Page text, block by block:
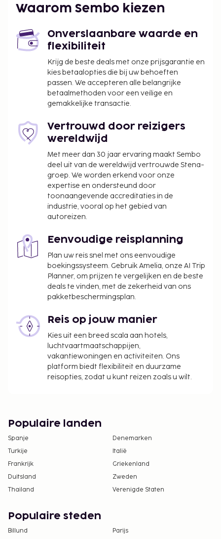
receptie, een bagageopslagruimte en een lift. Ter
De volgende kosten dienen bij de accommodatie te
worden betaald. De kosten kunnen inclusief
toepasselijke belastingen zijn:
Vóór het inchecken dien je een borgsom van
INR 1000 te betalen.
accommodatie aan ons heeft doorgegeven.
In deze accommodatie zijn huisdieren en
assistentiedieren niet toegestaan.
Waarom Sembo kiezen
Onverslaanbare waarde en
flexibiliteit
Krijg de beste deals met onze prijsgarantie en
kies betaalopties die bij uw behoeften
passen. We accepteren alle belangrijke
betaalmethoden voor een veilige en
gemakkelijke transactie.
Vertrouwd door reizigers
wereldwijd
Met meer dan 30 jaar ervaring maakt Sembo
deel uit van de wereldwijd vertrouwde Stena-
groep. We worden erkend voor onze
expertise en ondersteund door
toonaangevende accreditaties in de
industrie, vooral op het gebied van
autoreizen.
Eenvoudige reisplanning
Plan uw reis snel met ons eenvoudige
boekingssysteem. Gebruik Amelia, onze AI Trip
Planner, om prijzen te vergelijken en de beste
deals te vinden, met de zekerheid van ons
pakketbeschermingsplan.
Reis op jouw manier
Kies uit een breed scala aan hotels,
luchtvaartmaatschappijen,
vakantiewoningen en activiteiten. Ons
platform biedt flexibiliteit en duurzame
reisopties, zodat u kunt reizen zoals u wilt.
Populaire landen
Spanje
Denemarken
Turkije
Italië
Frankrijk
Griekenland
Duitsland
Zweden
Thailand
Verenigde Staten
Populaire steden
Billund
Parijs